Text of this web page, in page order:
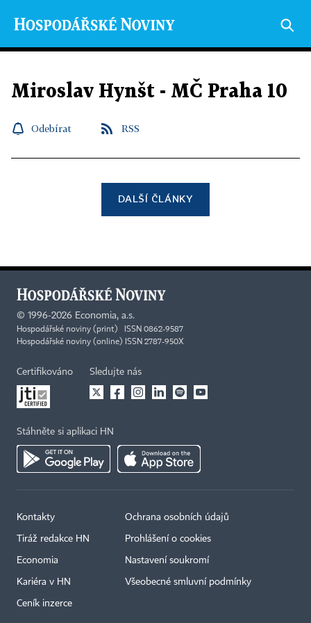
Miroslav Hynšt - MČ Praha 10
Odebírat RSS
DALŠÍ ČLÁNKY
© 1996-2026 Economia, a.s.
Hospodářské noviny (print) ISSN 0862-9587
Hospodářské noviny (online) ISSN 2787-950X
Certifikováno Sledujte nás
Stáhněte si aplikaci HN
Kontakty
Tiráž redakce HN
Economia
Kariéra v HN
Ceník inzerce
Ochrana osobních údajů
Prohlášení o cookies
Nastavení soukromí
Všeobecné smluvní podmínky